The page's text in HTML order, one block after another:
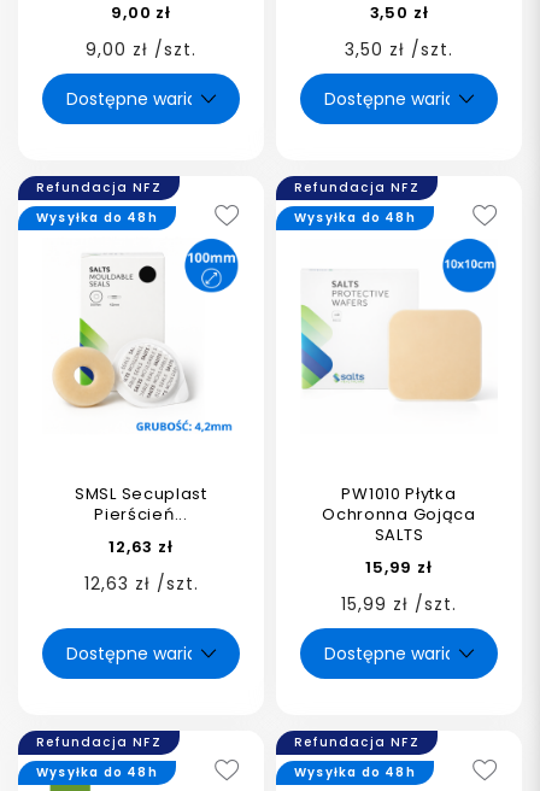
9,00 zł
9,00 zł /szt.
3,50 zł
3,50 zł /szt.
Refundacja NFZ
SMSL Secuplast
Pierścień...
12,63 zł
12,63 zł /szt.
Wysyłka do 48h
Refundacja NFZ
PW1010 Płytka
Ochronna Gojąca
SALTS
15,99 zł
15,99 zł /szt.
Wysyłka do 48h
Refundacja NFZ
Wysyłka do 48h
Refundacja NFZ
Wysyłka do 48h